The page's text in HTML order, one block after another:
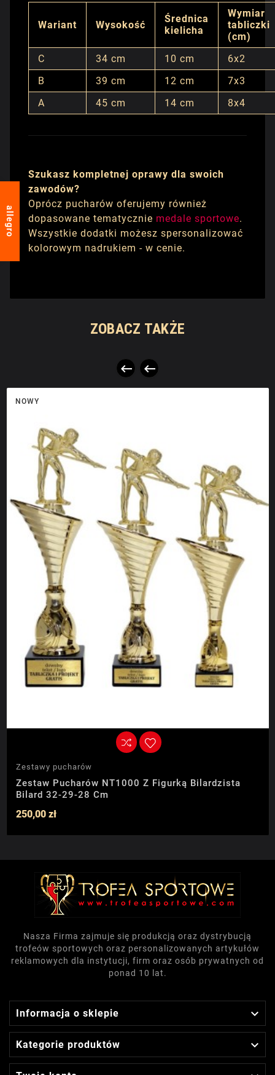
Wariant Wysokość
Średnica
kielicha
Wymiar
tabliczki
(cm)
C
34 cm 10 cm
6x2
B
39 cm 12 cm
7x3
A
45 cm 14 cm 8x4
Szukasz kompletnej oprawy dla swoich
zawodów?
Oprócz pucharów oferujemy również
dopasowane tematycznie medale sportowe.
Wszystkie dodatki możesz spersonalizować
kolorowym nadrukiem - w cenie.
ZOBACZ TAKŻE
 
NOWY
Zestawy pucharów
Zestaw Pucharów NT1000 Z Figurką Bilardzista
Bilard 32-29-28 Cm
250,00 zł
Nasza Firma zajmuje się produkcją oraz dystrybucją
trofeów sportowych oraz personalizowanych artykułów
reklamowych dla instytucji, firm oraz osób prywatnych od
ponad 10 lat.
Informacja o sklepie 
Kategorie produktów 
allegro